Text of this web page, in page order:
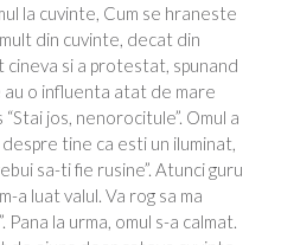
la cuvinte, Cum se hraneste
din cuvinte, decat din
si a protestat, spunand
au o influenta atat de mare
jos, nenorocitule”. Omul a
despre tine ca esti un iluminat,
sa-ti fie rusine”. Atunci guru
a luat valul. Va rog sa ma
la urma, omul s-a calmat.